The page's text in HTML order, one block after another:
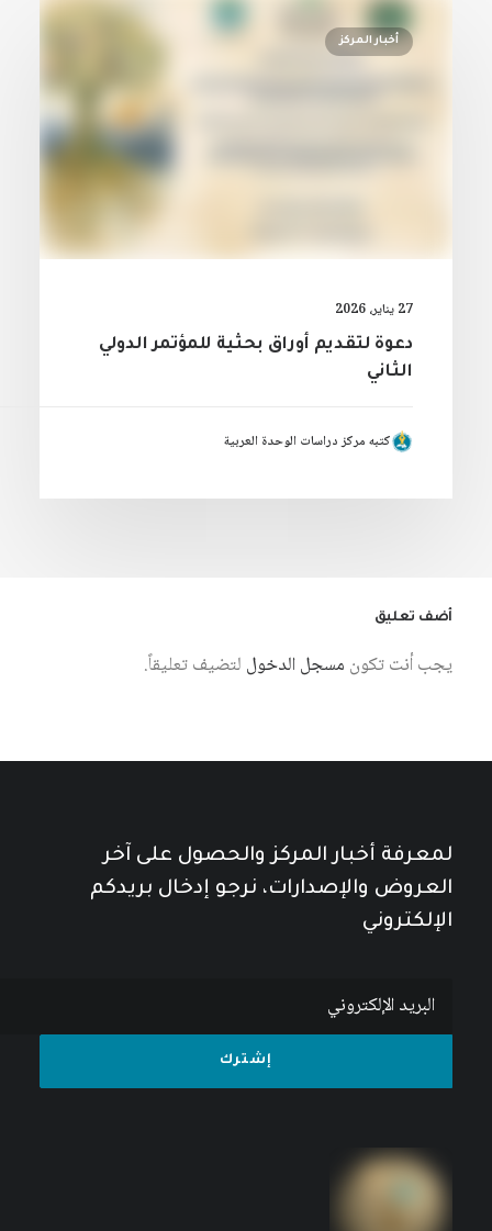
أخبار المركز
27 يناير، 2026
دعوة لتقديم أوراق بحثية للمؤتمر الدولي
الثاني
كتبه مركز دراسات الوحدة العربية
أضف تعليق
يجب أنت تكون مسجل الدخول لتضيف تعليقاً.
لمعرفة أخبار المركز والحصول على آخر
العروض والإصدارات، نرجو إدخال بريدكم
الإلكتروني